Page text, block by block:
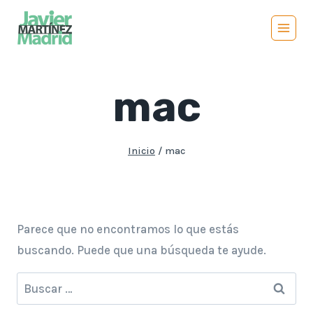
Saltar
mac
Inicio / mac
Parece que no encontramos lo que estás
buscando. Puede que una búsqueda te ayude.
Buscar: